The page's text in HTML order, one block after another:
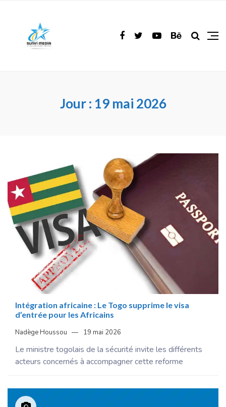
Jour : 19 mai 2026
Intégration africaine : Le Togo supprime le visa
d’entrée pour les Africains
Nadège Houssou 19 mai 2026
Le ministre togolais de la sécurité invite les différents
acteurs concernés à accompagner cette reforme